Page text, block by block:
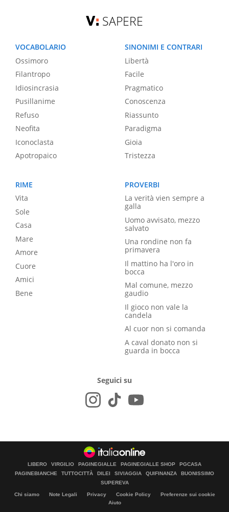
SAPERE
VOCABOLARIO
Ossimoro
Filantropo
Idiosincrasia
Pusillanime
Refuso
Neofita
Iconoclasta
Apotropaico
SINONIMI E CONTRARI
Libertà
Facile
Pragmatico
Conoscenza
Riassunto
Paradigma
Gioia
Tristezza
RIME
Vita
Sole
Casa
Mare
Amore
Cuore
Amici
Bene
PROVERBI
La verità vien sempre a
galla
Uomo avvisato, mezzo
salvato
Una rondine non fa
primavera
Il mattino ha l'oro in
bocca
Mal comune, mezzo
gaudio
Il gioco non vale la
candela
Al cuor non si comanda
A caval donato non si
guarda in bocca
Seguici su
LIBERO VIRGILIO PAGINEGIALLE PAGINEGIALLE SHOP
PGCASA
PAGINEBIANCHE
TUTTOCITTÀ DILEI SIVIAGGIA QUIFINANZA
BUONISSIMO
SUPEREVA
Chi siamo Note Legali Privacy Cookie Policy
Preferenze sui cookie
Aiuto